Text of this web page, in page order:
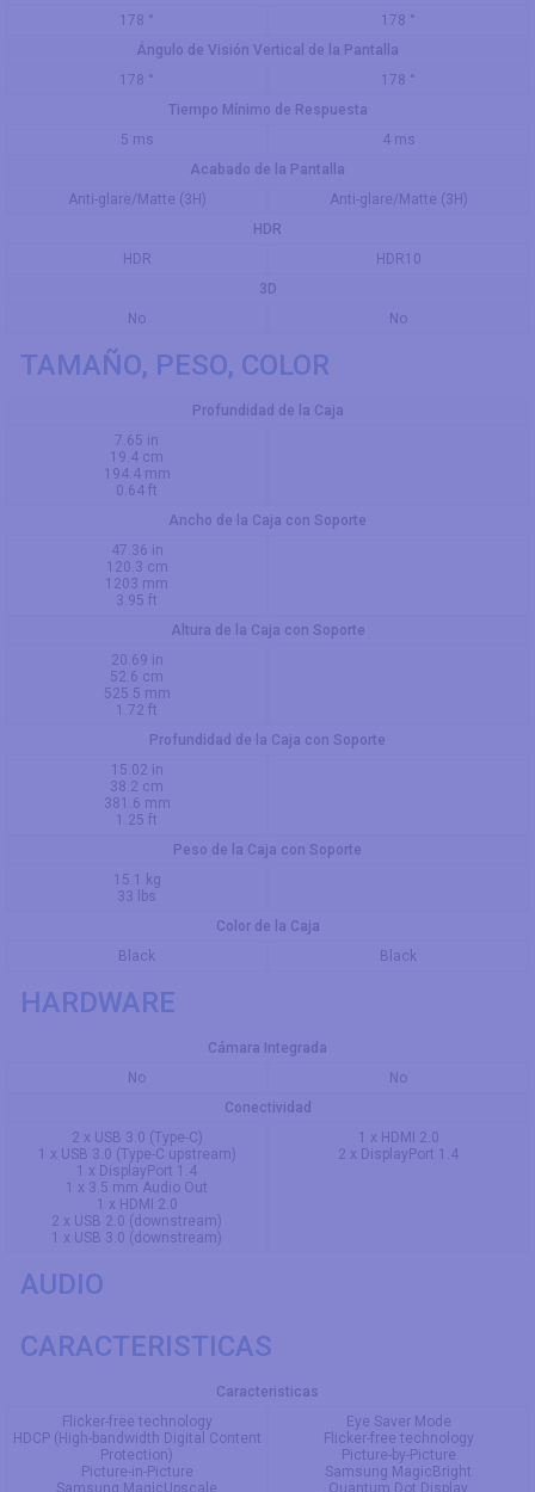
178 °
178 °
Ángulo de Visión Vertical de la Pantalla
178 °
178 °
Tiempo Mínimo de Respuesta
5 ms
4 ms
Acabado de la Pantalla
Anti-glare/Matte (3H)
Anti-glare/Matte (3H)
HDR
HDR
HDR10
3D
No
No
TAMAÑO, PESO, COLOR
Profundidad de la Caja
7.65 in
19.4 cm
194.4 mm
0.64 ft
Ancho de la Caja con Soporte
47.36 in
120.3 cm
1203 mm
3.95 ft
Altura de la Caja con Soporte
20.69 in
52.6 cm
525.5 mm
1.72 ft
Profundidad de la Caja con Soporte
15.02 in
38.2 cm
381.6 mm
1.25 ft
Peso de la Caja con Soporte
15.1 kg
33 lbs
Color de la Caja
Black
Black
HARDWARE
Cámara Integrada
No
No
Conectividad
2 x USB 3.0 (Type-C)
1 x USB 3.0 (Type-C upstream)
1 x DisplayPort 1.4
1 x 3.5 mm Audio Out
1 x HDMI 2.0
2 x USB 2.0 (downstream)
1 x USB 3.0 (downstream)
1 x HDMI 2.0
2 x DisplayPort 1.4
AUDIO
CARACTERISTICAS
Caracteristicas
Flicker-free technology
HDCP (High-bandwidth Digital Content
Protection)
Picture-in-Picture
Samsung MagicUpscale
Eye Saver Mode
Flicker-free technology
Picture-by-Picture
Samsung MagicBright
Quantum Dot Display